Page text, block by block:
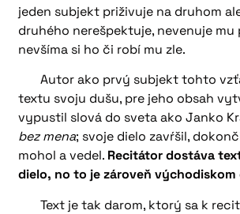
jeden subjekt priživuje na druhom
druhého nerešpektuje, nevenuje mu
nevšíma si ho či robí mu zle.
Autor ako prvý subjekt tohto
textu svoju dušu, pre jeho obsah
vypustil slová do sveta ako Janko
bez mena; svoje dielo zavŕšil,
mohol a vedel. Recitátor dostáva
dielo, no to je zároveň
Text je tak darom, ktorý sa k